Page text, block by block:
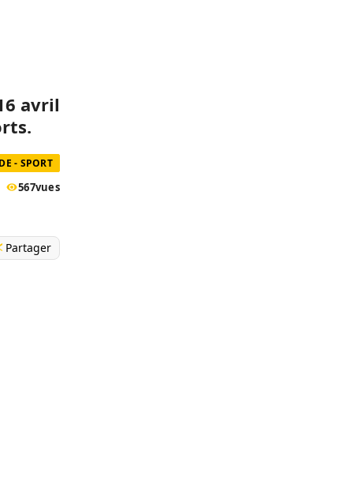
avril
- SPORT
567vues
Partager